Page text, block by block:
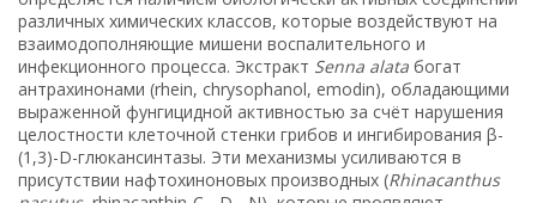
различных химических классов, которые воздействуют на
взаимодополняющие мишени воспалительного и
инфекционного процесса. Экстракт Senna alata богат
антрахинонами (rhein, chrysophanol, emodin), обладающими
выраженной фунгицидной активностью за счёт нарушения
целостности клеточной стенки грибов и ингибирования β-
(1,3)-D-глюкансинтазы. Эти механизмы усиливаются в
присутствии нафтохиноновых производных (Rhinacanthus